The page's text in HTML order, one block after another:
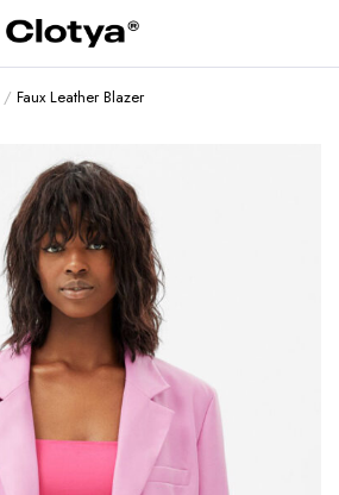
Faux Leather Blazer